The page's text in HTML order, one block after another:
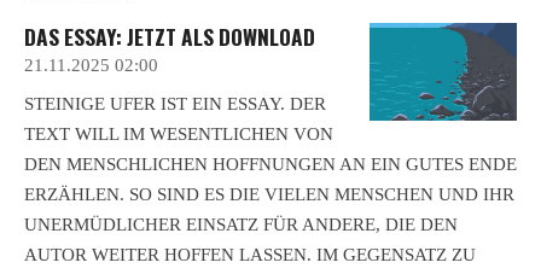
DAS ESSAY: JETZT ALS DOWNLOAD
21.11.2025 02:00
STEINIGE UFER IST EIN ESSAY. DER
TEXT WILL IM WESENTLICHEN VON
DEN MENSCHLICHEN HOFFNUNGEN AN EIN GUTES ENDE
ERZÄHLEN. SO SIND ES DIE VIELEN MENSCHEN UND IHR
UNERMÜDLICHER EINSATZ FÜR ANDERE, DIE DEN
AUTOR WEITER HOFFEN LASSEN. IM GEGENSATZ ZU